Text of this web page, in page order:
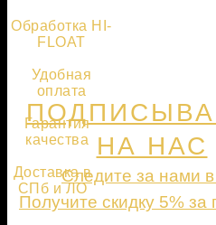
Обработка HI-
FLOAT
Удобная
оплата
Гарантия
качества
Доставка в
СПб и ЛО
НА НАС
Следите за нами
Получите скидку 5% за